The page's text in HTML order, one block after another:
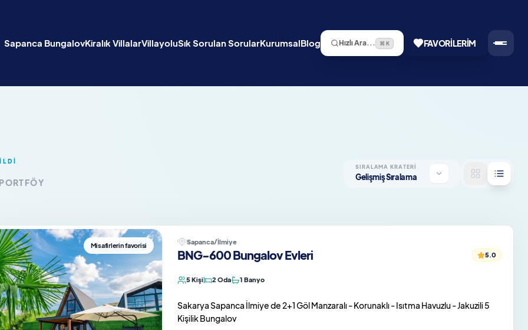
Sapanca BungalovKiralık VillalarVillayoluSık Sorulan SorularKurumsalBlog Hızlı Ara... ⌘ K FAVORILERIM
SIRALAMA KRATERI
Gelişmiş Sıralama
Misafirlerin favorisi Sapanca/İlmiye
BNG-600 Bungalov Evleri 5.0
5 Kişi 2 Oda 1 Banyo
Sakarya Sapanca İlmiye de 2+1 Göl Manzaralı - Korunaklı - Isıtma Havuzlu - Jakuzili 5
Kişilik Bungalov